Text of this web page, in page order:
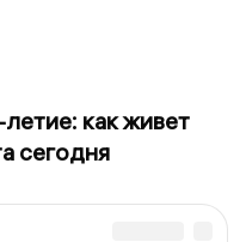
как живет
сегодня